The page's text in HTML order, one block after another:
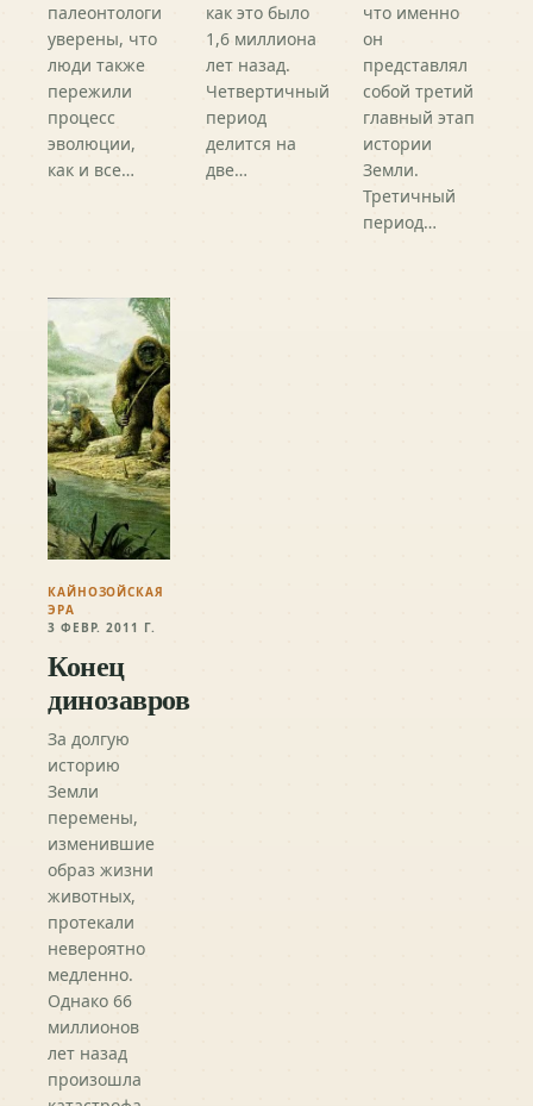
палеонтологи
уверены, что
люди также
пережили
процесс
эволюции,
как и все…
как это было
1,6 миллиона
лет назад.
Четвертичный
период
делится на
две…
что именно
он
представлял
собой третий
главный этап
истории
Земли.
Третичный
период…
КАЙНОЗОЙСКАЯ
ЭРА
3 ФЕВР. 2011 Г.
Конец
динозавров
За долгую
историю
Земли
перемены,
изменившие
образ жизни
животных,
протекали
невероятно
медленно.
Однако 66
миллионов
лет назад
произошла